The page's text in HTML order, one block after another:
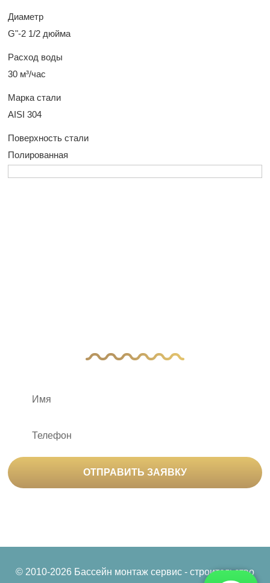
Диаметр
G"-2 1/2 дюйма
Расход воды
30 м³/час
Марка стали
AISI 304
Поверхность стали
Полированная
ОТПРАВИТЬ ЗАЯВКУ
© 2010-2026 Бассейн монтаж сервис - строительство